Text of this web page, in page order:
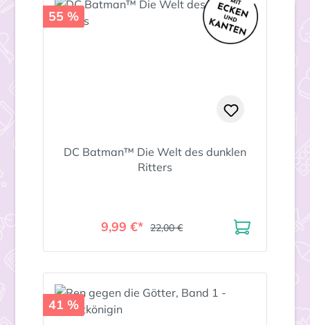
55 %
DC Batman™ Die Welt des dunklen
Ritters
9,99 €* 22,00 €
41 %